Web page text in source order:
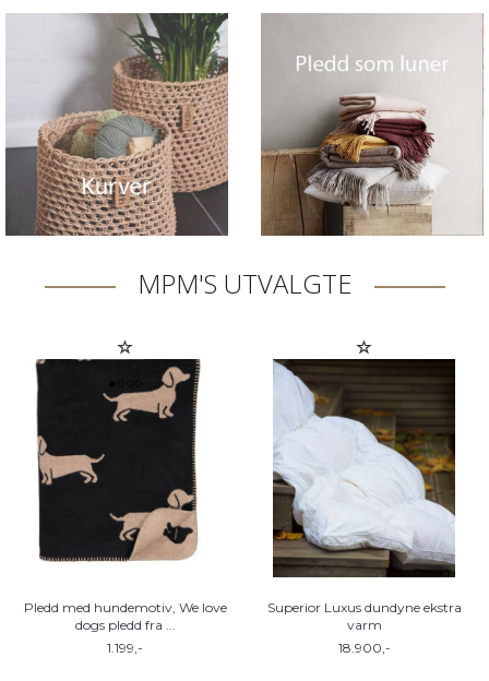
MPM'S UTVALGTE
Pledd med hundemotiv, We love
dogs pledd fra ...
1.199,-
Superior Luxus dundyne ekstra
varm
18.900,-